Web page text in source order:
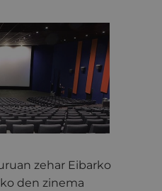
zehar Eibarko
den zinema